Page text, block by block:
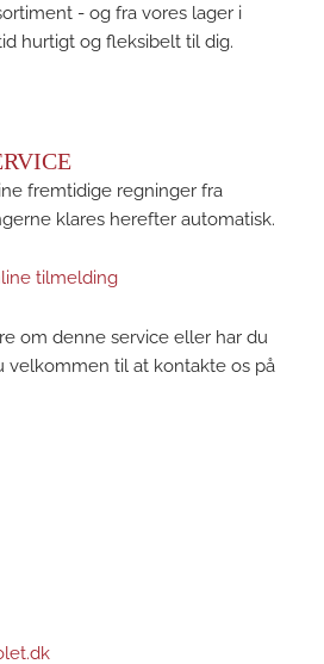
- og fra vores lager i
hurtigt og fleksibelt til dig.
fremtidige regninger fra
klares herefter automatisk.
tilmelding
om denne service eller har du
velkommen til at kontakte os på